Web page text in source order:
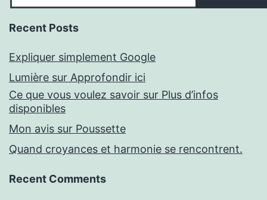
Recent Posts
Expliquer simplement Google
Lumière sur Approfondir ici
Ce que vous voulez savoir sur Plus d’infos
disponibles
Mon avis sur Poussette
Quand croyances et harmonie se rencontrent.
Recent Comments